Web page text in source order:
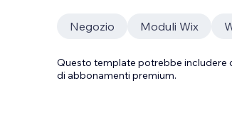
Negozio Moduli Wix
Questo template potrebbe includere
di abbonamenti premium.